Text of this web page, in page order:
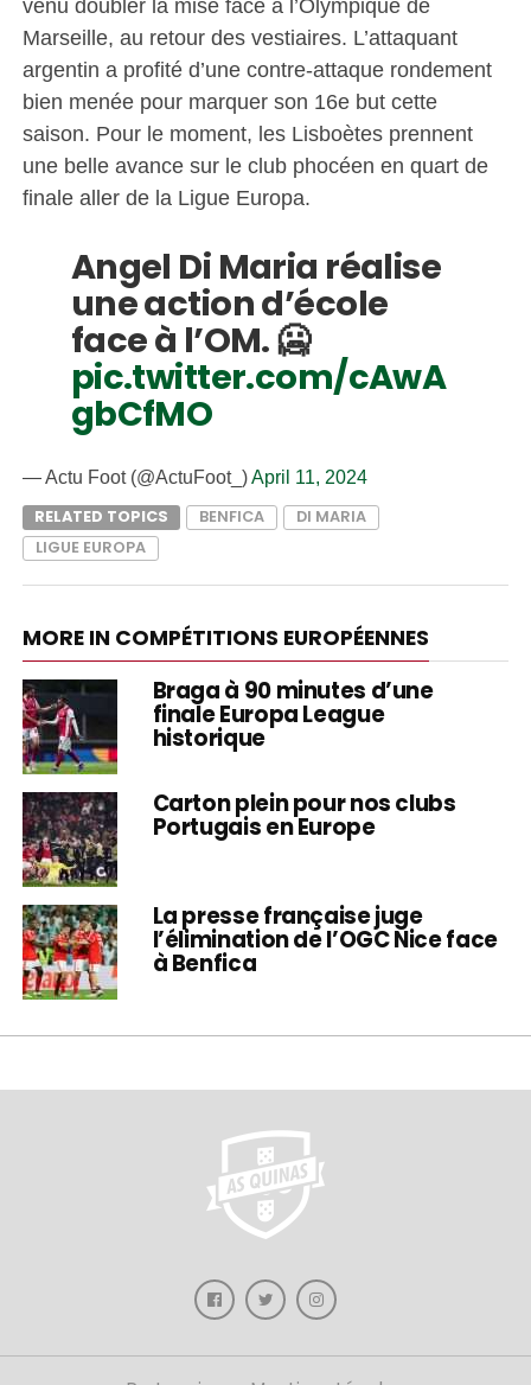
venu doubler la mise face à l’Olympique de
Marseille, au retour des vestiaires. L’attaquant
argentin a profité d’une contre-attaque rondement
bien menée pour marquer son 16e but cette
saison. Pour le moment, les Lisboètes prennent
une belle avance sur le club phocéen en quart de
finale aller de la Ligue Europa.
Angel Di Maria réalise
une action d’école
face à l’OM. 🥶
pic.twitter.com/cAwA
gbCfMO
— Actu Foot (@ActuFoot_)April 11, 2024
RELATED TOPICS
BENFICA
DI MARIA
LIGUE EUROPA
MORE IN COMPÉTITIONS EUROPÉENNES
Braga à 90 minutes d’une
finale Europa League
historique
Carton plein pour nos clubs
Portugais en Europe
La presse française juge
l’élimination de l’OGC Nice face
à Benfica